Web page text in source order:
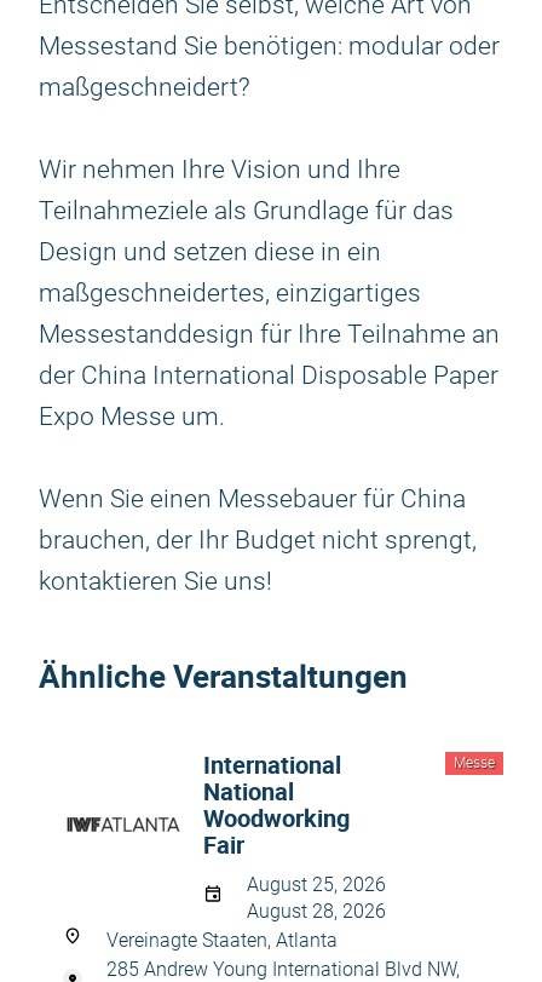
Messestand Sie benötigen: modular oder
maßgeschneidert?
Wir nehmen Ihre Vision und Ihre
Teilnahmeziele als Grundlage für das
Design und setzen diese in ein
maßgeschneidertes, einzigartiges
Messestanddesign für Ihre Teilnahme an
der China International Disposable Paper
Expo Messe um.
Wenn Sie einen Messebauer für China
brauchen, der Ihr Budget nicht sprengt,
kontaktieren Sie uns!
Ähnliche Veranstaltungen
Messe
International
National
Woodworking
Fair
August 25, 2026
August 28, 2026
Vereinagte Staaten, Atlanta
285 Andrew Young International Blvd NW,